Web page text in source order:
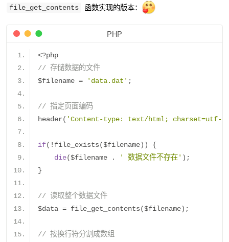
file_get_contents 函数实现的版本：
PHP
<?php
// 存储数据的文件
$filename = 'data.dat' ;
// 指定页面编码
header( 'Content-type: text/html; charset=utf-
if(! file_exists($filename))
{
die($filename . ' 数据文件不存在' );
}
// 读取整个数据文件
$data = file_get_contents($filename);
// 按换行符分割成数组